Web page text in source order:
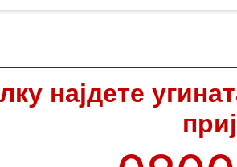
најдете